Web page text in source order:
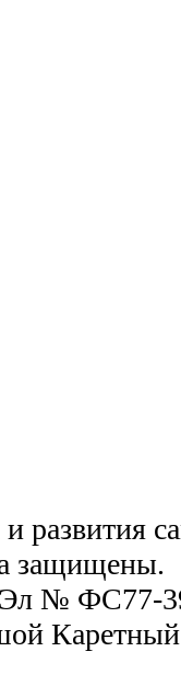
развития
защищены.
№ ФС77-